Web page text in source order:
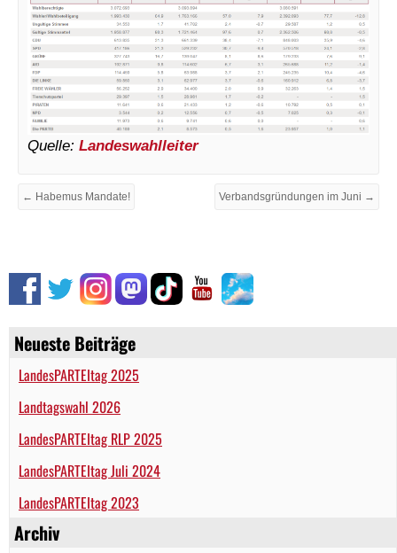
Neueste Beiträge
LandesPARTEItag 2025
Landtagswahl 2026
LandesPARTEItag RLP 2025
LandesPARTEItag Juli 2024
LandesPARTEItag 2023
Archiv
Quelle: Landeswahlleiter
← Habemus Mandate! Verbandsgründungen im Juni →